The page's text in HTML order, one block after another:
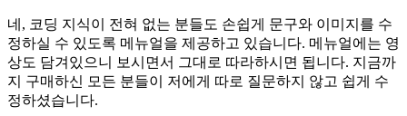
네, 코딩 지식이 전혀 없는 분들도 손쉽게 문구와 이미지를 수
정하실 수 있도록 메뉴얼을 제공하고 있습니다. 메뉴얼에는 영
상도 담겨있으니 보시면서 그대로 따라하시면 됩니다. 지금까
지 구매하신 모든 분들이 저에게 따로 질문하지 않고 쉽게 수
정하셨습니다.